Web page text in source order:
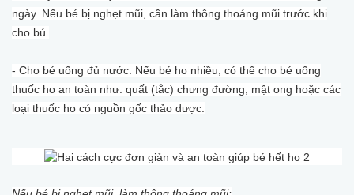
ngày. Nếu bé bị nghẹt mũi, cần làm thông thoáng mũi trước khi
cho bú.
- Cho bé uống đủ nước: Nếu bé ho nhiều, có thể cho bé uống
thuốc ho an toàn như: quất (tắc) chưng đường, mật ong hoặc các
loại thuốc ho có nguồn gốc thảo dược.